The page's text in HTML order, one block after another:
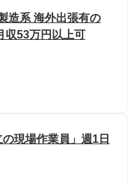
造系 海外出張有の
収53万円以上可
現場作業員」週1日